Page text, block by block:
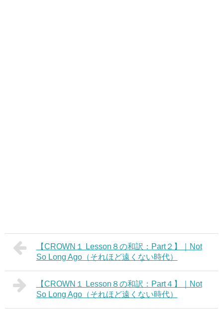
【CROWN１ Lesson８の和訳：Part２】｜Not
So Long Ago（それほど遠くない時代）
【CROWN１ Lesson８の和訳：Part４】｜Not
So Long Ago（それほど遠くない時代）